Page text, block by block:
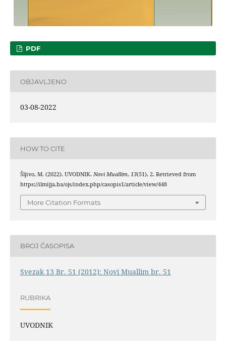
PDF
OBJAVLJENO
03-08-2022
HOW TO CITE
Šljivo, M. (2022). UVODNIK. Novi Muallim, 13(51), 2. Retrieved from
https://ilmijja.ba/ojs/index.php/casopis1/article/view/448
More Citation Formats
BROJ ČASOPISA
Svezak 13 Br. 51 (2012): Novi Muallim br. 51
RUBRIKA
UVODNIK